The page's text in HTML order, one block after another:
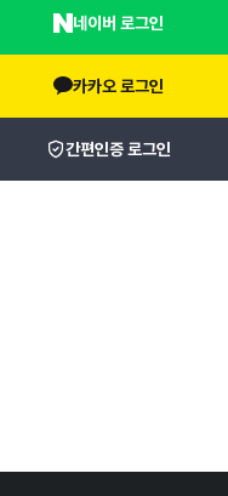
네이버 로그인
카카오 로그인
간편인증 로그인